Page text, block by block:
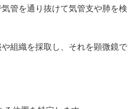
管を通り抜けて気管支や肺を検
組織を採取し、それを顕微鏡で